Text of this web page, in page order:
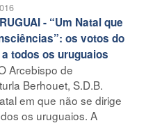
- “Um Natal que
os votos do
todos os uruguaios
Arcebispo de
Berhouet, S.D.B.
em que não se dirige
os uruguaios. A